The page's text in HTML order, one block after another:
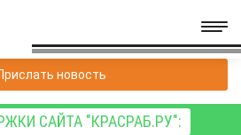
новость
САЙТА "КРАСРАБ.РУ":